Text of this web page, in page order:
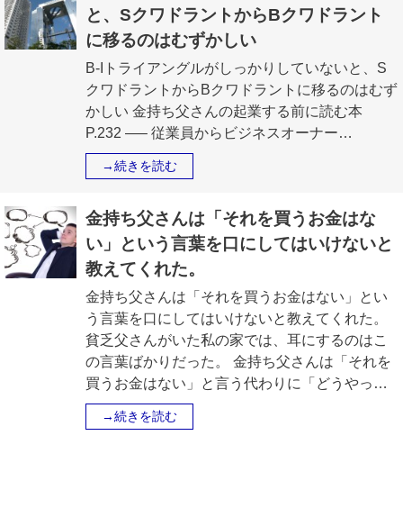
と、SクワドラントからBクワドラント
に移るのはむずかしい
B-Iトライアングルがしっかりしていないと、S
クワドラントからBクワドラントに移るのはむず
かしい 金持ち父さんの起業する前に読む本
P.232 —– 従業員からビジネスオーナー…
→続きを読む
金持ち父さんは「それを買うお金はな
い」という言葉を口にしてはいけないと
教えてくれた。
金持ち父さんは「それを買うお金はない」とい
う言葉を口にしてはいけないと教えてくれた。
貧乏父さんがいた私の家では、耳にするのはこ
の言葉ばかりだった。 金持ち父さんは「それを
買うお金はない」と言う代わりに「どうやっ…
→続きを読む